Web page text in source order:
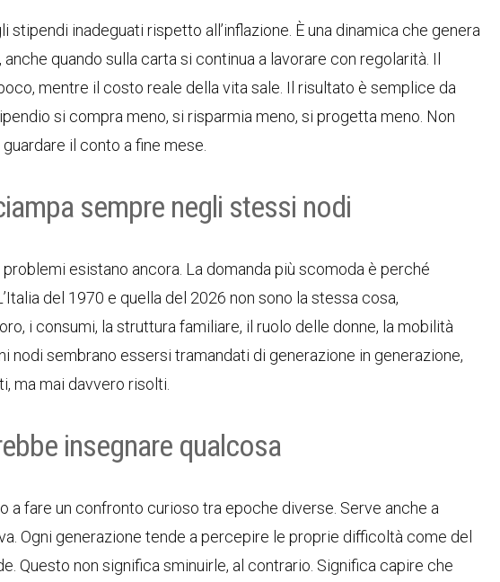
stipendi inadeguati rispetto all’inflazione. È una dinamica che genera
quando sulla carta si continua a lavorare con regolarità. Il
mentre il costo reale della vita sale. Il risultato è semplice da
si compra meno, si risparmia meno, si progetta meno. Non
il conto a fine mese.
sempre negli stessi nodi
esistano ancora. La domanda più scomoda è perché
del 1970 e quella del 2026 non sono la stessa cosa,
i consumi, la struttura familiare, il ruolo delle donne, la mobilità
nodi sembrano essersi tramandati di generazione in generazione,
ma mai davvero risolti.
insegnare qualcosa
a fare un confronto curioso tra epoche diverse. Serve anche a
Ogni generazione tende a percepire le proprie difficoltà come del
Questo non significa sminuirle, al contrario. Significa capire che